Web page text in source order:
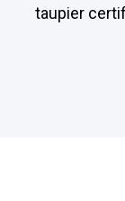
taupier